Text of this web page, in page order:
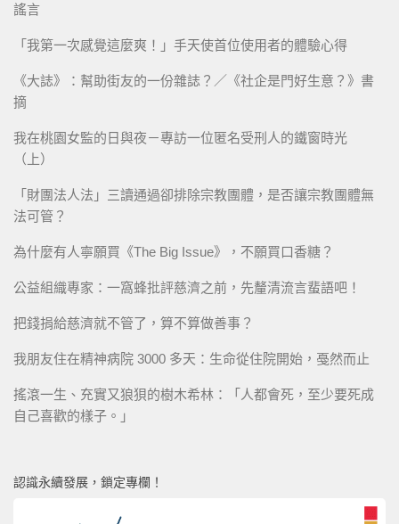
謠言
「我第一次感覺這麼爽！」手天使首位使用者的體驗心得
《大誌》：幫助街友的一份雜誌？／《社企是門好生意？》書
摘
我在桃園女監的日與夜－專訪一位匿名受刑人的鐵窗時光
（上）
「財團法人法」三讀通過卻排除宗教團體，是否讓宗教團體無
法可管？
為什麼有人寧願買《The Big Issue》，不願買口香糖？
公益組織專家：一窩蜂批評慈濟之前，先釐清流言蜚語吧！
把錢捐給慈濟就不管了，算不算做善事？
我朋友住在精神病院 3000 多天：生命從住院開始，戞然而止
搖滾一生、充實又狼狽的樹木希林：「人都會死，至少要死成
自己喜歡的樣子。」
認識永續發展，鎖定專欄！